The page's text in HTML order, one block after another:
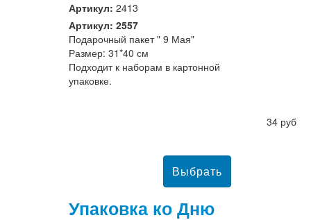
Артикул: 2413
Артикул: 2557
Подарочный пакет " 9 Мая"
Размер: 31*40 см
Подходит к наборам в картонной
упаковке.
34 руб
Упаковка ко Дню